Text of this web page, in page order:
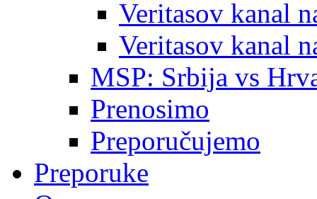
Veritasov kanal
Veritasov kanal
MSP: Srbija vs
Prenosimo
Preporučujemo
Preporuke